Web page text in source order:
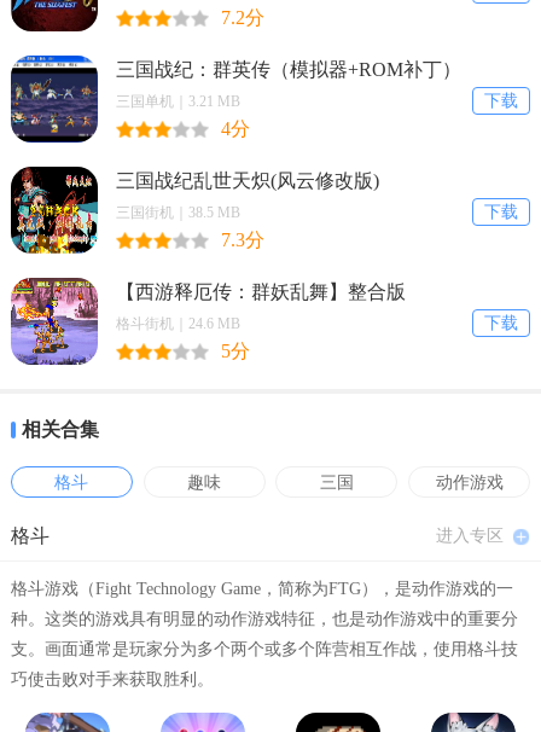
同等最新街机版的『恋姬?演武 辽来来』，全新改版推出
的力作。
游戏特色
新手和资深玩家均能迅速上手，以地面战为主轴的战斗体
系，您可以迅速掌握并开始格斗游戏所特有的引人入胜的战
略比拼。
场。
灵活运用「崩击」系统，瞄准场景连击的机会
的使用方法是游戏的关键。
除了可与 CPU 对战的街机模式之外，还包含了训练模
式！准备迎战联网对战，好好练习吧！
7.2分
三国战纪：群英传（模拟器+ROM补丁）
下载
三国单机｜3.21 MB
4分
三国战纪乱世天炽(风云修改版)
下载
三国街机｜38.5 MB
7.3分
【西游释厄传：群妖乱舞】整合版
下载
格斗街机｜24.6 MB
5分
相关合集
格斗 趣味 三国 动作游戏
格斗 进入专区
格斗游戏（Fight Technology Game，简称为FTG），是动作游戏的一
种。这类的游戏具有明显的动作游戏特征，也是动作游戏中的重要分
支。画面通常是玩家分为多个两个或多个阵营相互作战，使用格斗技
巧使击败对手来获取胜利。